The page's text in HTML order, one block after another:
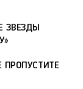
ЗВЕЗДЫ
ПРОПУСТИТЕ